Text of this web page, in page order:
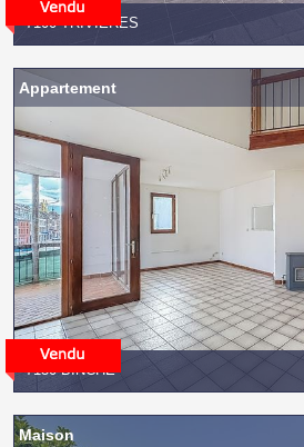
7100 TRIVIÈRES
7130 BINCHE
Appartement
Maison